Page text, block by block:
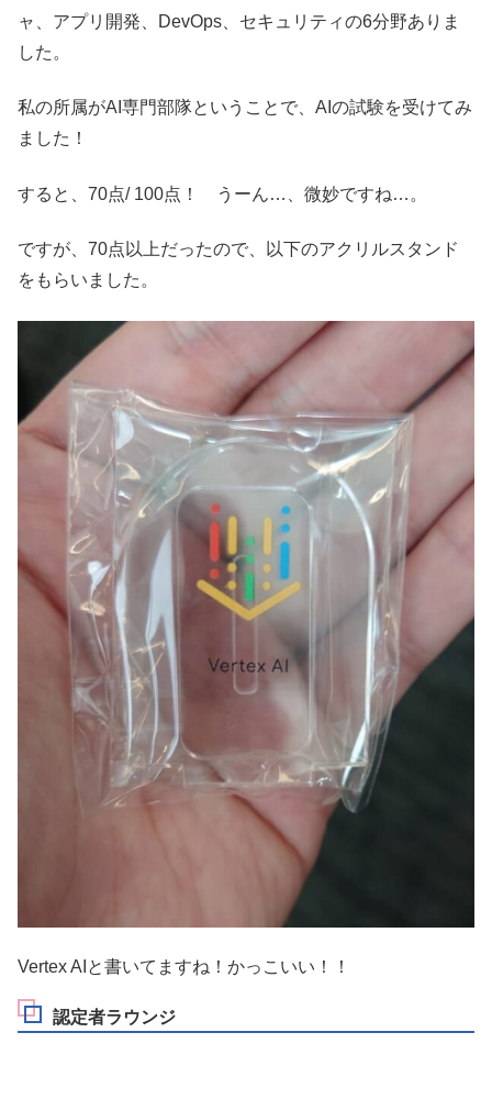
ャ、アプリ開発、DevOps、セキュリティの6分野ありま
した。
私の所属がAI専門部隊ということで、AIの試験を受けてみ
ました！
すると、70点/ 100点！ うーん…、微妙ですね…。
ですが、70点以上だったので、以下のアクリルスタンド
をもらいました。
Vertex AIと書いてますね！かっこいい！！
認定者ラウンジ